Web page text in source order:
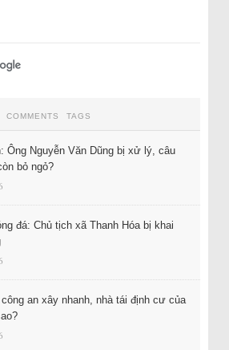
COMMENTS TAGS
Ông Nguyễn Văn Dũng bị xử lý, câu
bỏ ngỏ?
đá: Chủ tịch xã Thanh Hóa bị khai
công an xây nhanh, nhà tái định cư của